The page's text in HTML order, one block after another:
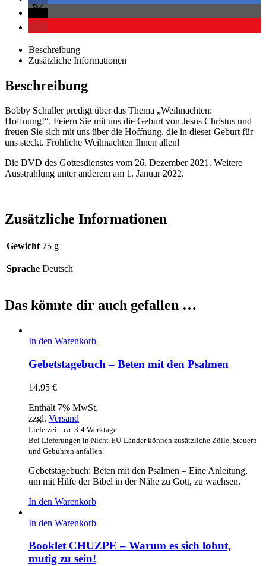
Beschreibung
Zusätzliche Informationen
Beschreibung
Bobby Schuller predigt über das Thema „Weihnachten:
Hoffnung!“. Feiern Sie mit uns die Geburt von Jesus Christus und
freuen Sie sich mit uns über die Hoffnung, die in dieser Geburt für
uns steckt. Fröhliche Weihnachten Ihnen allen!
Die DVD des Gottesdienstes vom 26. Dezember 2021. Weitere
Ausstrahlung unter anderem am 1. Januar 2022.
Zusätzliche Informationen
Gewicht 75 g
Sprache Deutsch
Das könnte dir auch gefallen …
In den Warenkorb
Gebetstagebuch – Beten mit den Psalmen
14,95 €
Enthält 7% MwSt.
zzgl. Versand
Lieferzeit: ca. 3-4 Werktage
Bei Lieferungen in Nicht-EU-Länder können zusätzliche Zölle, Steuern
und Gebühren anfallen.
Gebetstagebuch: Beten mit den Psalmen – Eine Anleitung,
um mit Hilfe der Bibel in der Nähe zu Gott, zu wachsen.
In den Warenkorb
In den Warenkorb
Booklet CHUZPE – Warum es sich lohnt,
mutig zu sein!